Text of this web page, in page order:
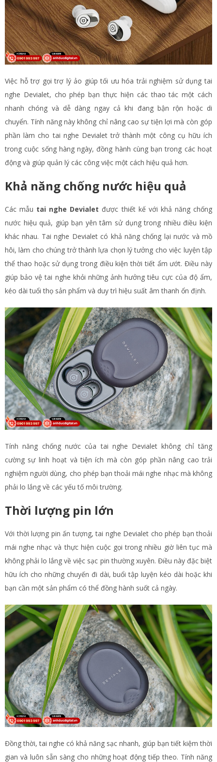
Việc hỗ trợ gọi trợ lý ảo giúp tối ưu hóa trải nghiệm sử dụng tai
nghe Devialet, cho phép bạn thực hiện các thao tác một cách
nhanh chóng và dễ dàng ngay cả khi đang bận rộn hoặc di
chuyển. Tính năng này không chỉ nâng cao sự tiện lợi mà còn góp
phần làm cho tai nghe Devialet trở thành một công cụ hữu ích
trong cuộc sống hàng ngày, đồng hành cùng bạn trong các hoạt
động và giúp quản lý các công việc một cách hiệu quả hơn.
Khả năng chống nước hiệu quả
Các mẫu tai nghe Devialet được thiết kế với khả năng chống
nước hiệu quả, giúp bạn yên tâm sử dụng trong nhiều điều kiện
khác nhau. Tai nghe Devialet có khả năng chống lại nước và mồ
hôi, làm cho chúng trở thành lựa chọn lý tưởng cho việc luyện tập
thể thao hoặc sử dụng trong điều kiện thời tiết ẩm ướt. Điều này
giúp bảo vệ tai nghe khỏi những ảnh hưởng tiêu cực của độ ẩm,
kéo dài tuổi thọ sản phẩm và duy trì hiệu suất âm thanh ổn định.
Tính năng chống nước của tai nghe Devialet không chỉ tăng
cường sự linh hoạt và tiện ích mà còn góp phần nâng cao trải
nghiệm người dùng, cho phép bạn thoải mái nghe nhạc mà không
phải lo lắng về các yếu tố môi trường.
Thời lượng pin lớn
Với thời lượng pin ấn tượng, tai nghe Devialet cho phép bạn thoải
mái nghe nhạc và thực hiện cuộc gọi trong nhiều giờ liên tục mà
không phải lo lắng về việc sạc pin thường xuyên. Điều này đặc biệt
hữu ích cho những chuyến đi dài, buổi tập luyện kéo dài hoặc khi
bạn cần một sản phẩm có thể đồng hành suốt cả ngày.
Đồng thời, tai nghe có khả năng sạc nhanh, giúp bạn tiết kiệm thời
gian và luôn sẵn sàng cho những hoạt động tiếp theo. Tính năng